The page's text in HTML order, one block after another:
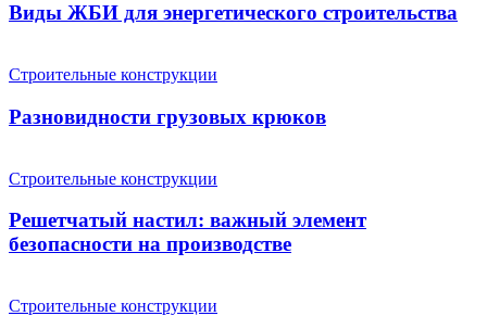
Виды ЖБИ для энергетического строительства
Строительные конструкции
Разновидности грузовых крюков
Строительные конструкции
Решетчатый настил: важный элемент
безопасности на производстве
Строительные конструкции